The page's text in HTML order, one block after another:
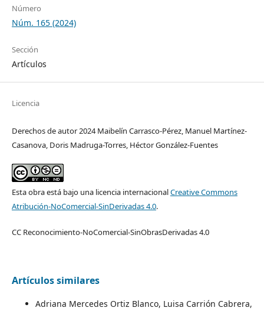
Número
Núm. 165 (2024)
Sección
Artículos
Licencia
Derechos de autor 2024 Maibelín Carrasco-Pérez, Manuel Martínez-
Casanova, Doris Madruga-Torres, Héctor González-Fuentes
Esta obra está bajo una licencia internacionalCreative Commons
Atribución-NoComercial-SinDerivadas 4.0.
CC Reconocimiento-NoComercial-SinObrasDerivadas 4.0
Artículos similares
Adriana Mercedes Ortiz Blanco, Luisa Carrión Cabrera,